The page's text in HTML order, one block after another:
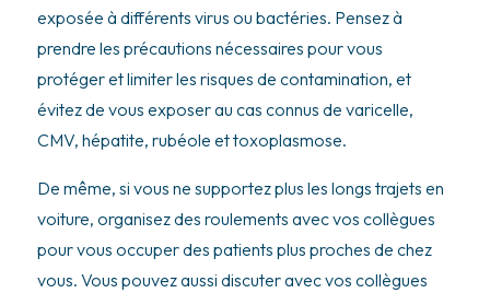
exposée à différents virus ou bactéries. Pensez à
prendre les précautions nécessaires pour vous
protéger et limiter les risques de contamination, et
évitez de vous exposer au cas connus de varicelle,
CMV, hépatite, rubéole et toxoplasmose.
De même, si vous ne supportez plus les longs trajets en
voiture, organisez des roulements avec vos collègues
pour vous occuper des patients plus proches de chez
vous. Vous pouvez aussi discuter avec vos collègues